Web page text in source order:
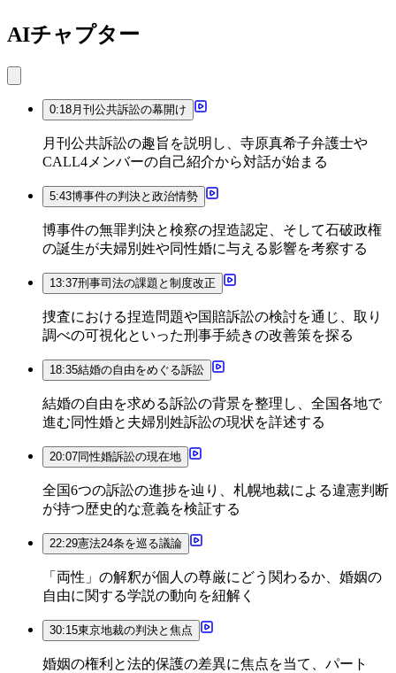
AIチャプター
0:18月刊公共訴訟の幕開け
月刊公共訴訟の趣旨を説明し、寺原真希子弁護士や
CALL4メンバーの自己紹介から対話が始まる
5:43博事件の判決と政治情勢
博事件の無罪判決と検察の捏造認定、そして石破政権
の誕生が夫婦別姓や同性婚に与える影響を考察する
13:37刑事司法の課題と制度改正
捜査における捏造問題や国賠訴訟の検討を通じ、取り
調べの可視化といった刑事手続きの改善策を探る
18:35結婚の自由をめぐる訴訟
結婚の自由を求める訴訟の背景を整理し、全国各地で
進む同性婚と夫婦別姓訴訟の現状を詳述する
20:07同性婚訴訟の現在地
全国6つの訴訟の進捗を辿り、札幌地裁による違憲判断
が持つ歴史的な意義を検証する
22:29憲法24条を巡る議論
「両性」の解釈が個人の尊厳にどう関わるか、婚姻の
自由に関する学説の動向を紐解く
30:15東京地裁の判決と焦点
婚姻の権利と法的保護の差異に焦点を当て、パート